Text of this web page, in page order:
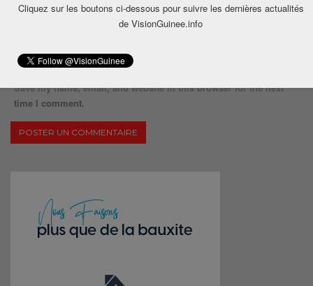
Save my name, email, and website in this browser for the next
time I comment.
Cliquez sur les boutons ci-dessous pour suivre les dernières actualités
de VisionGuinee.info